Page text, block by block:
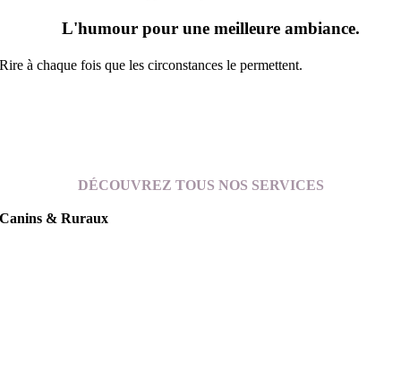
L'humour pour une meilleure ambiance.
Rire à chaque fois que les circonstances le permettent.
DÉCOUVREZ TOUS NOS SERVICES
Canins & Ruraux